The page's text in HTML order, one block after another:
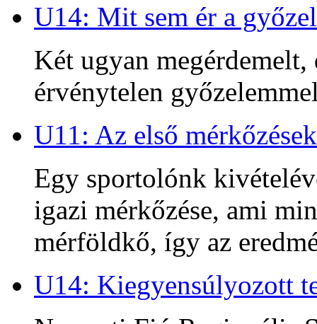
U14: Mit sem ér a
Két ugyan
érvénytelen
U11: Az első mérkőzések
Egy sportolónk
igazi mérkőzése, ami
mérföldkő, így az
U14: Kiegyensúlyozott